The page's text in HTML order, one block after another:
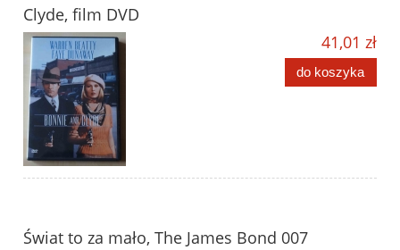
Clyde, film DVD
41,01 zł
do koszyka
Świat to za mało, The James Bond 007